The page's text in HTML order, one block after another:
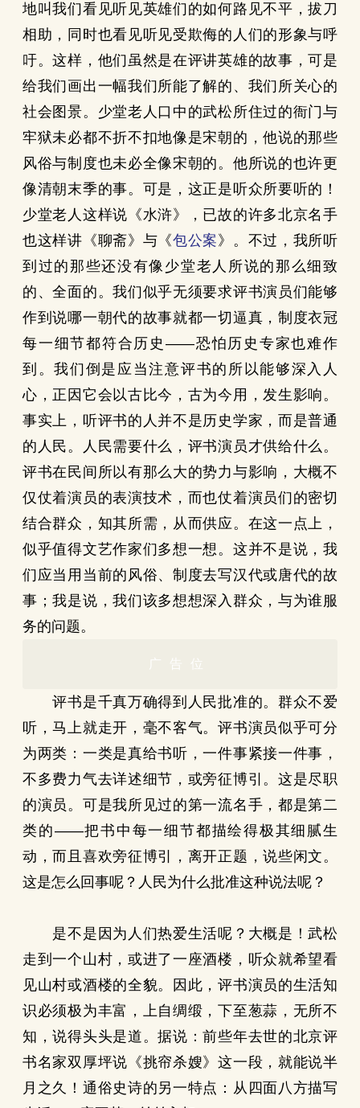
地叫我们看见听见英雄们的如何路见不平，拔刀
相助，同时也看见听见受欺侮的人们的形象与呼
吁。这样，他们虽然是在评讲英雄的故事，可是
给我们画出一幅我们所能了解的、我们所关心的
社会图景。少堂老人口中的武松所住过的衙门与
牢狱未必都不折不扣地像是宋朝的，他说的那些
风俗与制度也未必全像宋朝的。他所说的也许更
像清朝末季的事。可是，这正是听众所要听的！
少堂老人这样说《水浒》，已故的许多北京名手
也这样讲《聊斋》与《包公案 》。不过，我所听
到过的那些还没有像少堂老人所说的那么细致
的、全面的。我们似乎无须要求评书演员们能够
作到说哪一朝代的故事就都一切逼真，制度衣冠
每一细节都符合历史——恐怕历史专家也难作
到。我们倒是应当注意评书的所以能够深入人
心，正因它会以古比今，古为今用，发生影响。
事实上，听评书的人并不是历史学家，而是普通
的人民。人民需要什么，评书演员才供给什么。
评书在民间所以有那么大的势力与影响，大概不
仅仗着演员的表演技术，而也仗着演员们的密切
结合群众，知其所需，从而供应。在这一点上，
似乎值得文艺作家们多想一想。这并不是说，我
们应当用当前的风俗、制度去写汉代或唐代的故
事；我是说，我们该多想想深入群众，与为谁服
务的问题。
广告位
评书是千真万确得到人民批准的。群众不爱
听，马上就走开，毫不客气。评书演员似乎可分
为两类：一类是真给书听，一件事紧接一件事，
不多费力气去详述细节，或旁征博引。这是尽职
的演员。可是我所见过的第一流名手，都是第二
类的——把书中每一细节都描绘得极其细腻生
动，而且喜欢旁征博引，离开正题，说些闲文。
这是怎么回事呢？人民为什么批准这种说法呢？
是不是因为人们热爱生活呢？大概是！武松
走到一个山村，或进了一座酒楼，听众就希望看
见山村或酒楼的全貌。因此，评书演员的生活知
识必须极为丰富，上自绸缎，下至葱蒜，无所不
知，说得头头是道。据说：前些年去世的北京评
书名家双厚坪说《挑帘杀嫂》这一段，就能说半
月之久！通俗史诗的另一特点：从四面八方描写